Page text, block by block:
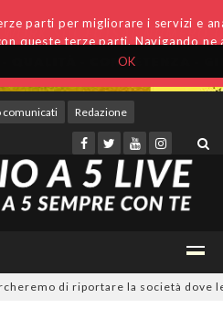
OK
parti per migliorare i servizi e
queste terze parti. Navigando
comunicati Redazione
di riportare la società dove le